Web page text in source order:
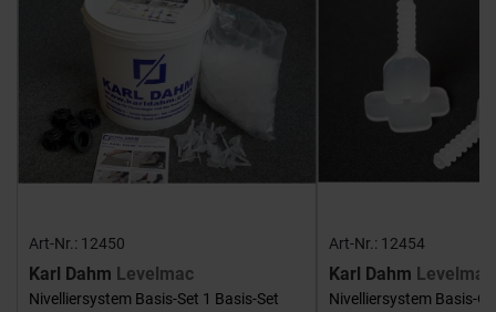
Art-Nr.: 12450
Karl Dahm Levelmac
Nivelliersystem Basis-Set 1 Basis-Set
Art-Nr.: 12454
Karl Dahm Levelmac
Nivelliersystem Basis-